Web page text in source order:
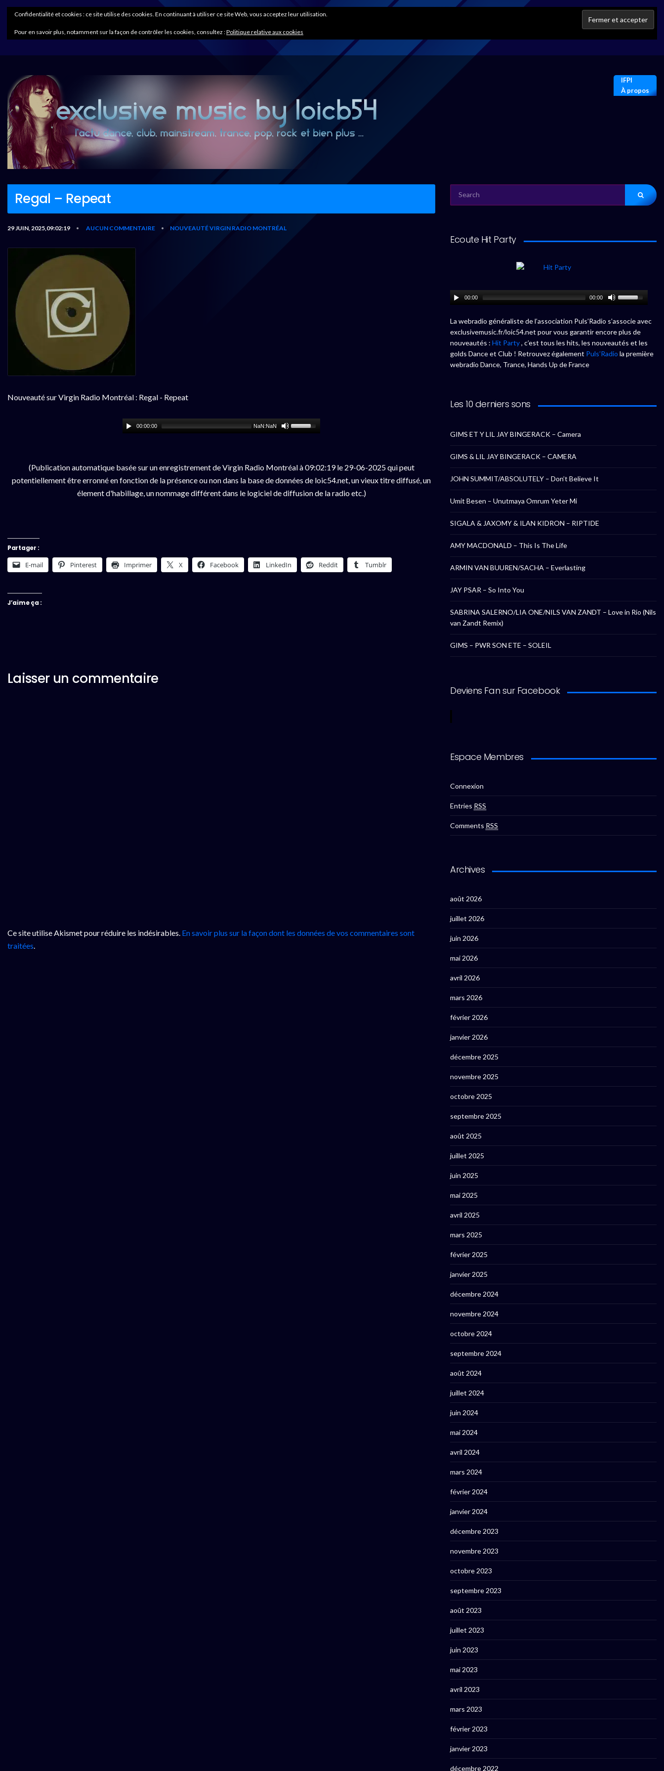
IFPI
À propos
Regal – Repeat
29 JUIN, 2025,09:02:19 • AUCUN COMMENTAIRE • NOUVEAUTÉ VIRGIN RADIO MONTRÉAL
Nouveauté sur Virgin Radio Montréal : Regal - Repeat
00:00:00 NaN:NaN
(Publication automatique basée sur un enregistrement de Virgin Radio Montréal à 09:02:19 le 29-06-2025 qui peut
potentiellement être erronné en fonction de la présence ou non dans la base de données de loic54.net, un vieux titre diffusé, un
élement d'habillage, un nommage différent dans le logiciel de diffusion de la radio etc.)
Partager :
E-mail Pinterest Imprimer X Facebook LinkedIn Reddit Tumblr
J’aime ça :
Laisser un commentaire
Ce site utilise Akismet pour réduire les indésirables. En savoir plus sur la façon dont les données de vos commentaires sont
traitées.
FOR:
Ecoute Hit Party
00:00 00:00
La webradio généraliste de l’association Puls’Radio s’associe avec
exclusivemusic.fr/loic54.net pour vous garantir encore plus de
nouveautés : Hit Party, c’est tous les hits, les nouveautés et les
golds Dance et Club ! Retrouvez également Puls’Radio la première
webradio Dance, Trance, Hands Up de France
Les 10 derniers sons
GIMS ET Y LIL JAY BINGERACK – Camera
GIMS & LIL JAY BINGERACK – CAMERA
JOHN SUMMIT/ABSOLUTELY – Don’t Believe It
Umit Besen – Unutmaya Omrum Yeter Mi
SIGALA & JAXOMY & ILAN KIDRON – RIPTIDE
AMY MACDONALD – This Is The Life
ARMIN VAN BUUREN/SACHA – Everlasting
JAY PSAR – So Into You
SABRINA SALERNO/LIA ONE/NILS VAN ZANDT – Love in Rio (Nils
van Zandt Remix)
GIMS – PWR SON ETE – SOLEIL
Deviens Fan sur Facebook
Espace Membres
Connexion
Entries RSS
Comments RSS
Archives
août 2026
juillet 2026
juin 2026
mai 2026
avril 2026
mars 2026
février 2026
janvier 2026
décembre 2025
novembre 2025
octobre 2025
septembre 2025
août 2025
juillet 2025
juin 2025
mai 2025
avril 2025
mars 2025
février 2025
janvier 2025
décembre 2024
novembre 2024
octobre 2024
septembre 2024
août 2024
juillet 2024
juin 2024
mai 2024
avril 2024
mars 2024
février 2024
janvier 2024
décembre 2023
novembre 2023
octobre 2023
septembre 2023
août 2023
juillet 2023
juin 2023
mai 2023
avril 2023
mars 2023
février 2023
janvier 2023
décembre 2022
Confidentialité et cookies : ce site utilise des cookies. En continuant à utiliser ce site Web, vous acceptez leur utilisation.
Pour en savoir plus, notamment sur la façon de contrôler les cookies, consultez :Politique relative aux cookies